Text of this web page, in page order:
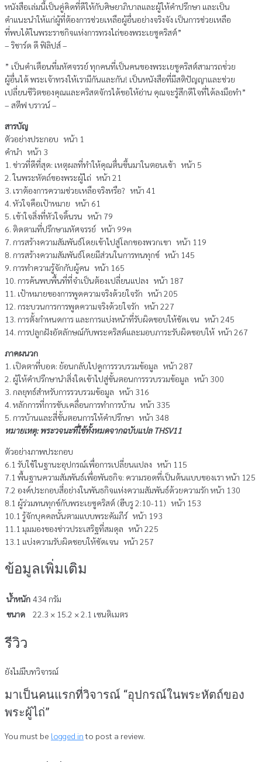
หนังสือเล่มนี้เป็นคู่คิดที่ดีให้กับศิษยาภิบาลและผู้ให้คำปรึกษา และเป็น
คำแนะนำให้แก่ผู้ที่ต้องการช่วยเหลือผู้อื่นอย่างจริงจัง เป็นการช่วยเหลือ
ที่พบได้ในพระราชกิจแห่งการทรงไถ่ของพระเยซูคริสต์”
– ริชาร์ด ดี ฟิลิปส์ –
” เป็นคำเตือนที่มหัศจรรย์ ทุกคนที่เป็นคนของพระเยซูคริสต์สามารถช่่วย
ผู้อื่นได้ พระเจ้าทรงให้เรามีกันและกัน! เป็นหนังสือที่มีสติปัญญาและช่วย
เปลี่ยนชีวิตของคุณและคริสตจักรได้ขอให้อ่าน คุณจะรู้สึกดีใจที่ได้ลงมือทำ”
– สตีฟ บราวน์ –
สารบัญ
ตัวอย่างประกอบ หน้า 1
คำนำ หน้า 3
1. ข่าวที่ดีที่สุด: เหตุผลที่ทำให้คุณตื่นขึ้นมาในตอนเช้า หน้า 5
2. ในพระหัตถ์ของพระผู้ไถ่ หน้า 21
3. เราต้องการความช่วยเหลือจริงหรือ? หน้า 41
4. หัวใจคือเป้าหมาย หน้า 61
5. เข้าใจสิ่งที่หัวใจดิ้นรน หน้า 79
6. ติดตามที่ปรึกษามหัศจรรย์ หน้า 99ฅ
7. การสร้างความสัมพันธ์โดยเข้าไปสู่โลกของพวกเขา หน้า 119
8. การสร้างความสัมพันธ์โดยมีส่วนในการทนทุกข์ หน้า 145
9. การทำความรู้จักกับผู้คน หน้า 165
10. การค้นพบพื้นที่ที่จำเป็นต้องเปลี่ยนแปลง หน้า 187
11. เป้าหมายของการพูดความจริงด้วยใจรัก หน้า 205
12. กระบวนการการพูดความจริงด้วยใจรัก หน้า 227
13. การตั้งกำหนดการ และการแบ่งหน้าที่รับผิดชอบให้ชัดเจน หน้า 245
14. การปลูกฝังอัตลักษณ์กับพระคริสต์และมอบภาระรับผิดชอบให้ หน้า 267
ภาคผนวก
1. เปิดตาที่บอด: ย้อนกลับไปดูการรวบรวมข้อมูล หน้า 287
2. ผู้ให้คำปรึกษานำสิ่งใดเข้าไปสู่ขั้นตอนการรวบรวมข้อมูล หน้า 300
3. กลยุทธ์สำหรับการรวบรวมข้อมูล หน้า 316
4. หลักการที่การขับเคลื่อนการทำการบ้าน หน้า 335
5. การบ้านและสี่ขั้นตอนการให้คำปรึกษา หน้า 348
หมายเหตุ: พระวจนะที่ใช้ทั้งหมดจากฉบับแปล THSV11
ตัวอย่างภาพประกอบ
6.1 รับใช้ในฐานะอุปกรณ์เพื่อการเปลี่ยนแปลง หน้า 115
7.1 พื้นฐานความสัมพันธ์เพื่อพันธกิจ: ความรอดที่เป็นต้นแบบของเรา หน้า 125
7.2 องค์ประกอบสี่อย่างในพันธกิจแห่งความสัมพันธ์ด้วยความรัก หน้า 130
8.1 ผู้ร่วมทนทุกข์กับพระเยซูคริสต์ (ฮีบรู 2:10-11) หน้า 153
10.1 รู้จักบุคคลนั้นตามแบบพระคัมภีร์ หน้า 193
11.1 มุมมองของข่าวประเสริฐที่สมดุล หน้า 225
13.1 แบ่งความรับผิดชอบให้ชัดเจน หน้า 257
ข้อมูลเพิ่มเติม
น้ำหนัก 434 กรัม
ขนาด
22.3 × 15.2 × 2.1 เซนติเมตร
รีวิว
ยังไม่มีบทวิจารณ์
มาเป็นคนแรกที่วิจารณ์ “อุปกรณ์ในพระหัตถ์ของ
พระผู้ไถ่”
You must be logged into post a review.